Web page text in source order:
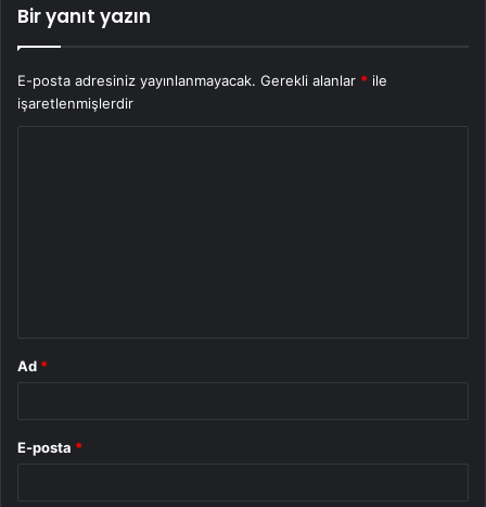
Bir yanıt yazın
E-posta adresiniz yayınlanmayacak. Gerekli alanlar * ile
işaretlenmişlerdir
Ad *
E-posta *